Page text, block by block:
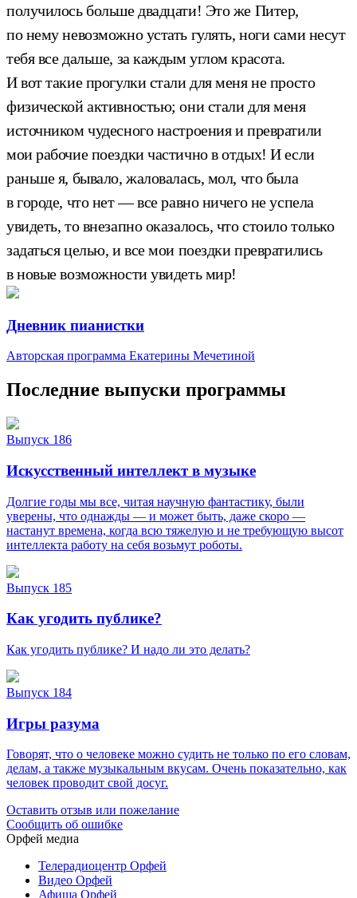
получилось больше двадцати! Это же Питер,
по нему невозможно устать гулять, ноги сами несут
тебя все дальше, за каждым углом красота.
И вот такие прогулки стали для меня не просто
физической активностью; они стали для меня
источником чудесного настроения и превратили
мои рабочие поездки частично в отдых! И если
раньше я, бывало, жаловалась, мол, что была
в городе, что нет — все равно ничего не успела
увидеть, то внезапно оказалось, что стоило только
задаться целью, и все мои поездки превратились
в новые возможности увидеть мир!
Дневник пианистки
Авторская программа Екатерины Мечетиной
Последние выпуски программы
Выпуск 186
Искусственный интеллект в музыке
Долгие годы мы все, читая научную фантастику, были
уверены, что однажды — и может быть, даже скоро —
настанут времена, когда всю тяжелую и не требующую высот
интеллекта работу на себя возьмут роботы.
Выпуск 185
Как угодить публике?
Как угодить публике? И надо ли это делать?
Выпуск 184
Игры разума
Говорят, что о человеке можно судить не только по его словам,
делам, а также музыкальным вкусам. Очень показательно, как
человек проводит свой досуг.
Оставить отзыв или пожелание
Сообщить об ошибке
Орфей медиа
Телерадиоцентр Орфей
Видео Орфей
Афиша Орфей